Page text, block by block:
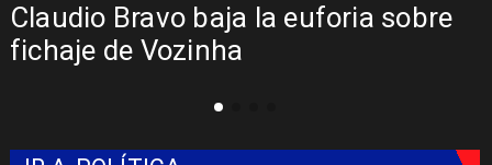
Presentación de Vozinha en Colo
Colo: Fecha, Estadio y Contrato